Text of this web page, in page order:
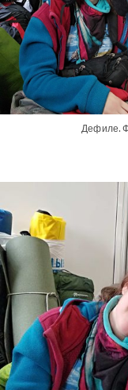
Дефиле.